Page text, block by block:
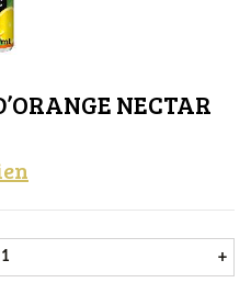
NECTAR
Maid Jus d'Orange Nectar
+